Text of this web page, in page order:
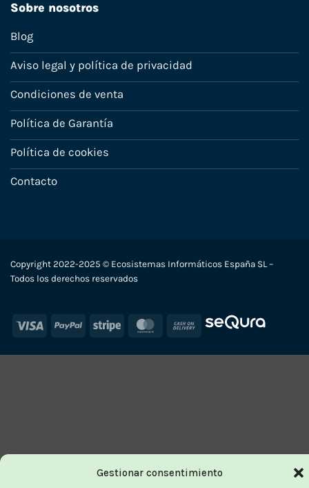
Gestionar consentimiento
Sobre nosotros
Blog
Aviso legal y política de privacidad
Condiciones de venta
Política de Garantía
Política de cookies
Contacto
Copyright 2022-2025 © Ecosistemas Informáticos España SL –
Todos los derechos reservados
Visa PayPal Stripe MasterCard
Cash